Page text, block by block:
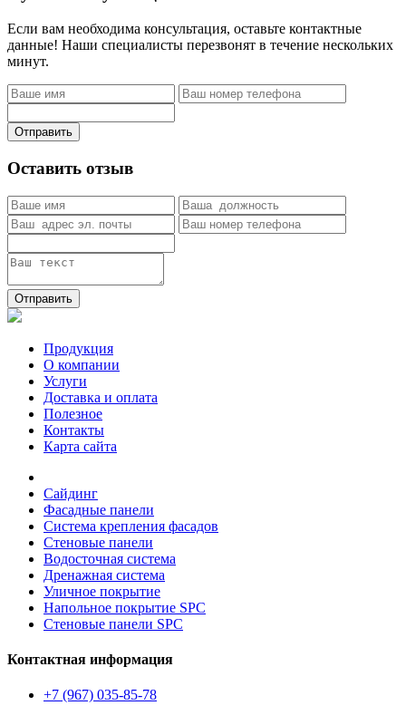
Если вам необходима консультация, оставьте контактные
данные! Наши специалисты перезвонят в течение нескольких
минут.
Отправить
Оставить отзыв
Отправить
Продукция
О компании
Услуги
Доставка и оплата
Полезное
Контакты
Карта сайта
Сайдинг
Фасадные панели
Система крепления фасадов
Стеновые панели
Водосточная система
Дренажная система
Уличное покрытие
Напольное покрытие SPC
Стеновые панели SPC
Контактная информация
+7 (967) 035-85-78